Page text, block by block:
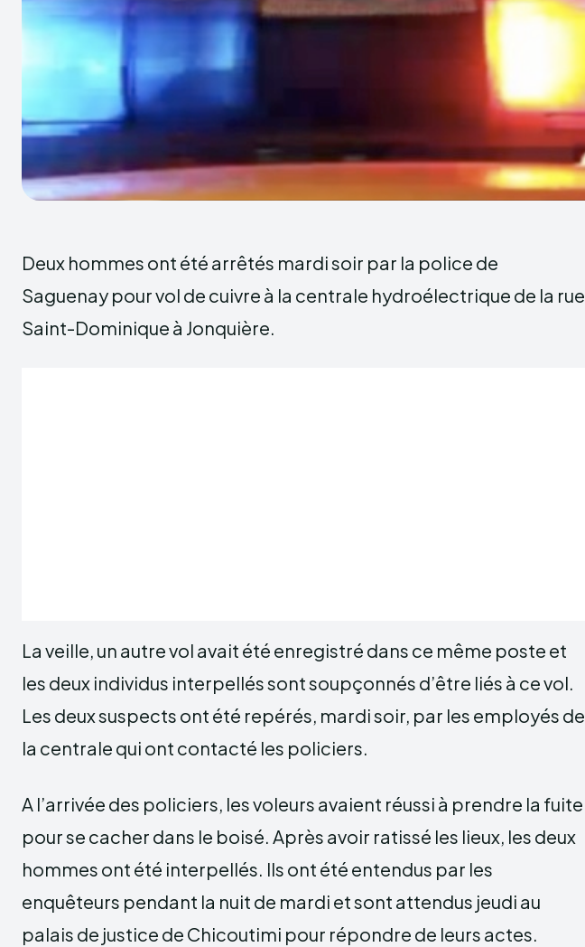
Deux hommes ont été arrêtés mardi soir par la police de
Saguenay pour vol de cuivre à la centrale hydroélectrique de la rue
Saint-Dominique à Jonquière.
La veille, un autre vol avait été enregistré dans ce même poste et
les deux individus interpellés sont soupçonnés d’être liés à ce vol.
Les deux suspects ont été repérés, mardi soir, par les employés de
la centrale qui ont contacté les policiers.
A l’arrivée des policiers, les voleurs avaient réussi à prendre la fuite
pour se cacher dans le boisé. Après avoir ratissé les lieux, les deux
hommes ont été interpellés. Ils ont été entendus par les
enquêteurs pendant la nuit de mardi et sont attendus jeudi au
palais de justice de Chicoutimi pour répondre de leurs actes.